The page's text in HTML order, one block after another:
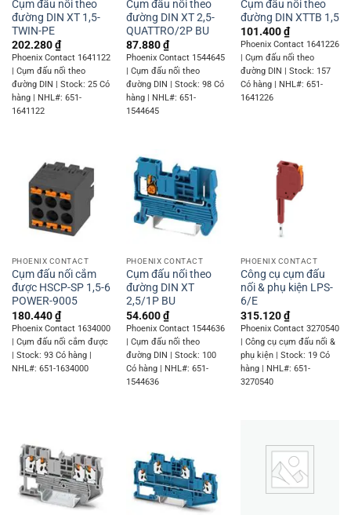
Cụm đấu nối theo
đường DIN XT 1,5-
TWIN-PE
202.280₫
Phoenix Contact 1641122
| Cụm đấu nối theo
đường DIN | Stock: 25 Có
hàng | NHL#: 651-
1641122
Cụm đấu nối theo
đường DIN XT 2,5-
QUATTRO/2P BU
87.880₫
Phoenix Contact 1544645
| Cụm đấu nối theo
đường DIN | Stock: 98 Có
hàng | NHL#: 651-
1544645
Cụm đấu nối theo
đường DIN XTTB 1,5
101.400₫
Phoenix Contact 1641226
| Cụm đấu nối theo
đường DIN | Stock: 157
Có hàng | NHL#: 651-
1641226
PHOENIX CONTACT
Cụm đấu nối cắm
được HSCP-SP 1,5-6
POWER-9005
180.440₫
Phoenix Contact 1634000
| Cụm đấu nối cắm được
| Stock: 93 Có hàng |
NHL#: 651-1634000
PHOENIX CONTACT
Cụm đấu nối theo
đường DIN XT
2,5/1P BU
54.600₫
Phoenix Contact 1544636
| Cụm đấu nối theo
đường DIN | Stock: 100
Có hàng | NHL#: 651-
1544636
PHOENIX CONTACT
Công cụ cụm đấu
nối & phụ kiện LPS-
6/E
315.120₫
Phoenix Contact 3270540
| Công cụ cụm đấu nối &
phụ kiện | Stock: 19 Có
hàng | NHL#: 651-
3270540